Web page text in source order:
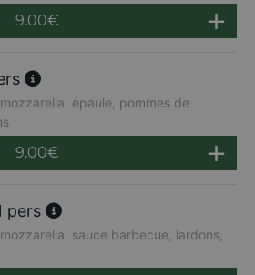
9.00€
épaule, pommes de
9.00€
pers
sauce barbecue, lardons,